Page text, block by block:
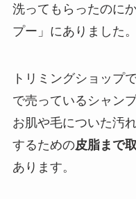
洗ってもらったのに
プー」にありました。
トリミングショップ
で売っているシャン
お肌や毛についた汚
するための皮脂まで
あります。